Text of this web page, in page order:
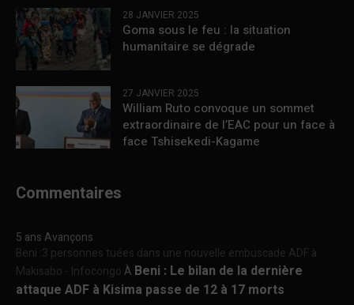
28 JANVIER 2025
Goma sous le feu : la situation
humanitaire se dégrade
27 JANVIER 2025
William Ruto convoque un sommet
extraordinaire de l’EAC pour un face à
face Tshisekedi-Kagame
Commentaires
5 ans Avançons
Beni :3 personnes tuées dans une nouvelle embuscade ADF à
Makisabo - InfocongoÀ Beni : Le bilan de la dernière
attaque ADF à Kisima passe de 12 à 17 morts